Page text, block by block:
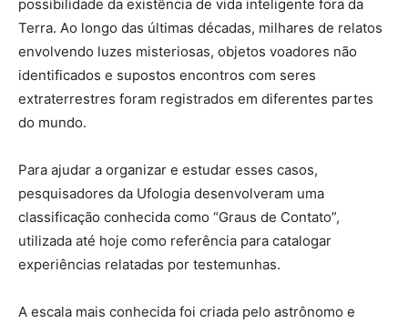
possibilidade da existência de vida inteligente fora da
Terra. Ao longo das últimas décadas, milhares de relatos
envolvendo luzes misteriosas, objetos voadores não
identificados e supostos encontros com seres
extraterrestres foram registrados em diferentes partes
do mundo.
Para ajudar a organizar e estudar esses casos,
pesquisadores da Ufologia desenvolveram uma
classificação conhecida como “Graus de Contato”,
utilizada até hoje como referência para catalogar
experiências relatadas por testemunhas.
A escala mais conhecida foi criada pelo astrônomo e